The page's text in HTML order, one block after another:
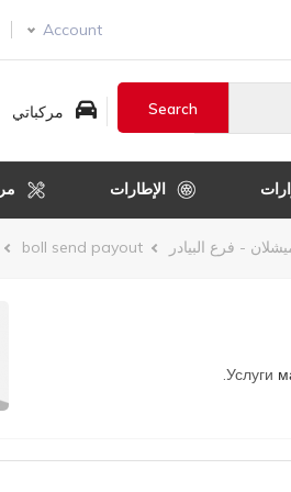
Account
مركباتي
الإطارات
- فرع البيادر boll send payout
Услуги